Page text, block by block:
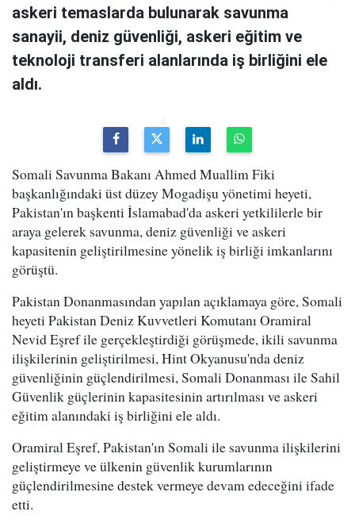
askeri temaslarda bulunarak savunma
sanayii, deniz güvenliği, askeri eğitim ve
teknoloji transferi alanlarında iş birliğini ele
aldı.
Somali Savunma Bakanı Ahmed Muallim Fiki
başkanlığındaki üst düzey Mogadişu yönetimi heyeti,
Pakistan'ın başkenti İslamabad'da askeri yetkililerle bir
araya gelerek savunma, deniz güvenliği ve askeri
kapasitenin geliştirilmesine yönelik iş birliği imkanlarını
görüştü.
Pakistan Donanmasından yapılan açıklamaya göre, Somali
heyeti Pakistan Deniz Kuvvetleri Komutanı Oramiral
Nevid Eşref ile gerçekleştirdiği görüşmede, ikili savunma
ilişkilerinin geliştirilmesi, Hint Okyanusu'nda deniz
güvenliğinin güçlendirilmesi, Somali Donanması ile Sahil
Güvenlik güçlerinin kapasitesinin artırılması ve askeri
eğitim alanındaki iş birliğini ele aldı.
Oramiral Eşref, Pakistan'ın Somali ile savunma ilişkilerini
geliştirmeye ve ülkenin güvenlik kurumlarının
güçlendirilmesine destek vermeye devam edeceğini ifade
etti.